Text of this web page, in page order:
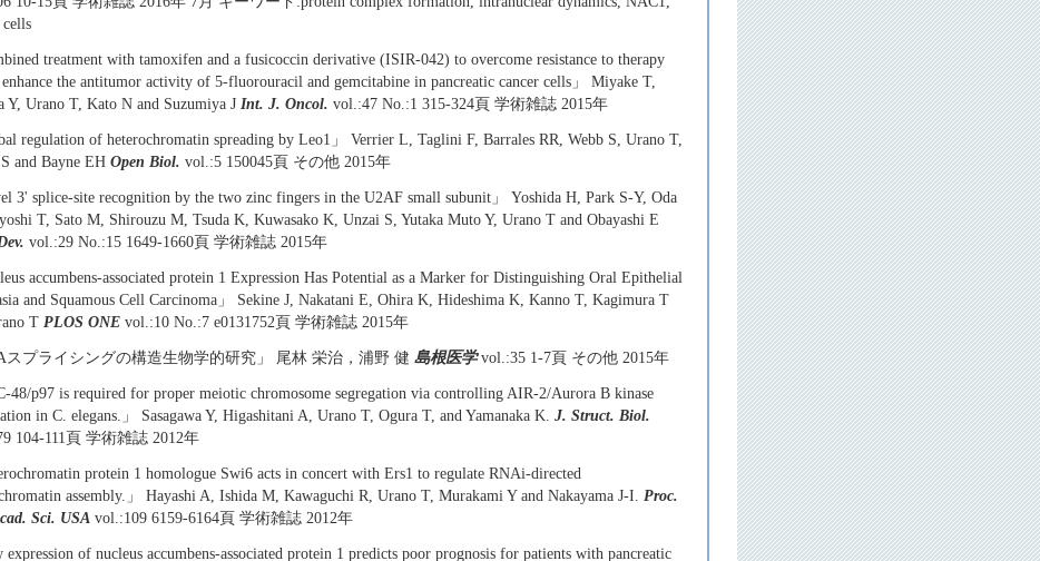
cells
treatment with tamoxifen and a fusicoccin derivative (ISIR-042) to overcome resistance to therapy
the antitumor activity of 5-fluorouracil and gemcitabine in pancreatic cancer cells」 Miyake T,
Y, Urano T, Kato N and Suzumiya J Int. J. Oncol. vol.:47 No.:1 315-324頁 学術雑誌 2015年
regulation of heterochromatin spreading by Leo1」 Verrier L, Taglini F, Barrales RR, Webb S, Urano T,
and Bayne EH Open Biol. vol.:5 150045頁 その他 2015年
3' splice-site recognition by the two zinc fingers in the U2AF small subunit」 Yoshida H, Park S-Y, Oda
T, Sato M, Shirouzu M, Tsuda K, Kuwasako K, Unzai S, Yutaka Muto Y, Urano T and Obayashi E
vol.:29 No.:15 1649-1660頁 学術雑誌 2015年
accumbens-associated protein 1 Expression Has Potential as a Marker for Distinguishing Oral Epithelial
and Squamous Cell Carcinoma」 Sekine J, Nakatani E, Ohira K, Hideshima K, Kanno T, Kagimura T
T PLOS ONE vol.:10 No.:7 e0131752頁 学術雑誌 2015年
スプライシングの構造生物学的研究」 尾林 栄治，浦野 健 島根医学vol.:35 1-7頁 その他 2015年
48/p97 is required for proper meiotic chromosome segregation via controlling AIR-2/Aurora B kinase
in C. elegans.」 Sasagawa Y, Higashitani A, Urano T, Ogura T, and Yamanaka K. J. Struct. Biol.
104-111頁 学術雑誌 2012年
protein 1 homologue Swi6 acts in concert with Ers1 to regulate RNAi-directed
assembly.」 Hayashi A, Ishida M, Kawaguchi R, Urano T, Murakami Y and Nakayama J-I. Proc.
Sci. USA vol.:109 6159-6164頁 学術雑誌 2012年
expression of nucleus accumbens-associated protein 1 predicts poor prognosis for patients with pancreatic